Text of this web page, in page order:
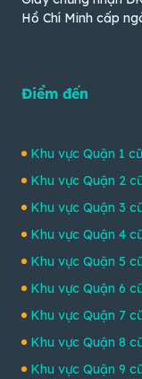
Hồ Chí Minh cấp
Điểm đến
Khu vực Quận 1 cũ
Khu vực Quận 2
Khu vực Quận 3
Khu vực Quận 4
Khu vực Quận 5
Khu vực Quận 6
Khu vực Quận 7
Khu vực Quận 8
Khu vực Quận 9